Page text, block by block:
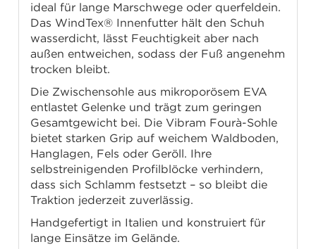
ideal für lange Marschwege oder querfeldein.
Das WindTex® Innenfutter hält den Schuh
wasserdicht, lässt Feuchtigkeit aber nach
außen entweichen, sodass der Fuß angenehm
trocken bleibt.
Die Zwischensohle aus mikroporösem EVA
entlastet Gelenke und trägt zum geringen
Gesamtgewicht bei. Die Vibram Fourà-Sohle
bietet starken Grip auf weichem Waldboden,
Hanglagen, Fels oder Geröll. Ihre
selbstreinigenden Profilblöcke verhindern,
dass sich Schlamm festsetzt – so bleibt die
Traktion jederzeit zuverlässig.
Handgefertigt in Italien und konstruiert für
lange Einsätze im Gelände.